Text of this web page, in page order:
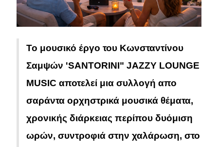
Το μουσικό έργο του Κωνσταντίνου
Σαμψών 'SANTORINI" JAZZY LOUNGE
MUSIC αποτελεί μια συλλογή απο
σαράντα ορχηστρικά μουσικά θέματα,
χρονικής διάρκειας περίπου δυόμιση
ωρών, συντροφιά στην χαλάρωση, στο